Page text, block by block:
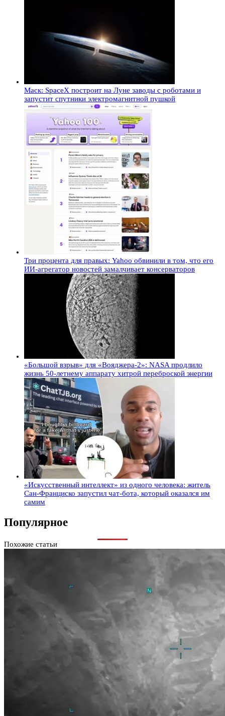
Маск: SpaceX построит на Луне заводы с роботами и
запустит спутники электромагнитной пушкой
Три процента для правых: Yahoo обвинили в том, что его
ИИ-агрегатор новостей замалчивает консерваторов
«Большой взрыв» для «Вояджера-2»: NASA продлило
жизнь 50-летнему аппарату хитрой переброской энергии
«Искусственный интеллект» из одного человека: житель
Сан-Франциско запустил чат-бота, который оказался им
самим
Популярное
Похожие статьи